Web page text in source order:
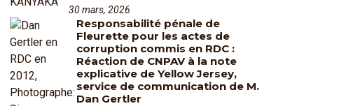
30 mars, 2026
Responsabilité pénale de
Fleurette pour les actes de
corruption commis en RDC :
Réaction de CNPAV à la note
explicative de Yellow Jersey,
service de communication de M.
Dan Gertler